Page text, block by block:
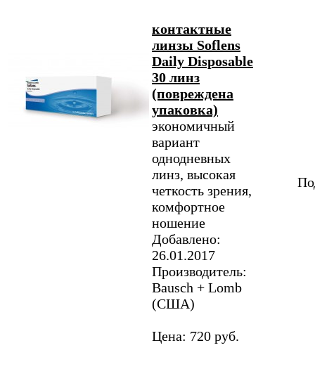
контактные
линзы Soflens
Daily Disposable
30 линз
(повреждена
упаковка)
экономичный
вариант
однодневных
линз, высокая
четкость зрения,
комфортное
ношение
Добавлено:
26.01.2017
Производитель:
Bausch + Lomb
(США)
Цена: 720 руб.